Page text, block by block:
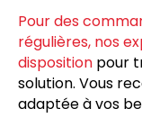
Pour des
régulières, nos
disposition pour
solution. Vous
adaptée à vos